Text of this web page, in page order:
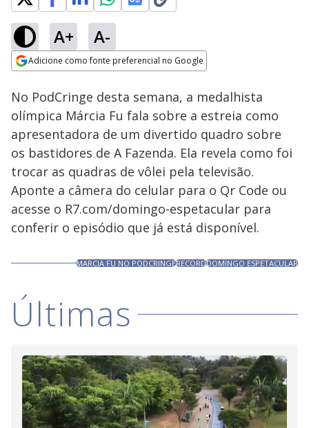
A+ A-
Adicione como fonte preferencial no Google
Ativar
100.00%
No PodCringe desta semana, a medalhista
olímpica Márcia Fu fala sobre a estreia como
apresentadora de um divertido quadro sobre
os bastidores de A Fazenda. Ela revela como foi
trocar as quadras de vôlei pela televisão.
Aponte a câmera do celular para o Qr Code ou
acesse o R7.com/domingo-espetacular para
conferir o episódio que já está disponível.
MARCIA FU NO PODCRINGERECORDDOMINGO ESPETACULAR
Últimas